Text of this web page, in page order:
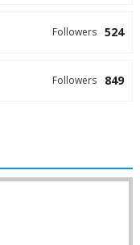
524
Followers
849
Followers